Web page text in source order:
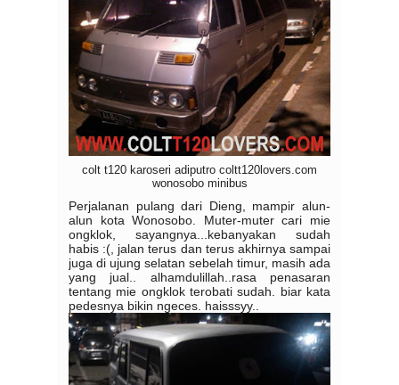
colt t120 karoseri adiputro coltt120lovers.com
wonosobo minibus
Perjalanan pulang dari Dieng, mampir alun-
alun kota Wonosobo. Muter-muter cari mie
ongklok, sayangnya...kebanyakan sudah
habis :(, jalan terus dan terus akhirnya sampai
juga di ujung selatan sebelah timur, masih ada
yang jual.. alhamdulillah..rasa penasaran
tentang mie ongklok terobati sudah. biar kata
pedesnya bikin ngeces. haisssyy..